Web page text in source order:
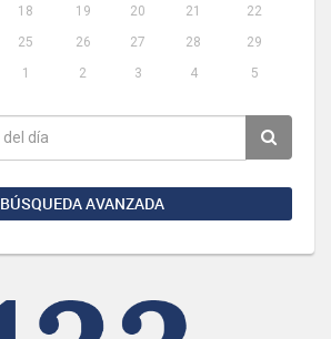
18 19 20 21
22
25 26 27 28
29
1 2 3 4 5
BÚSQUEDA AVANZADA